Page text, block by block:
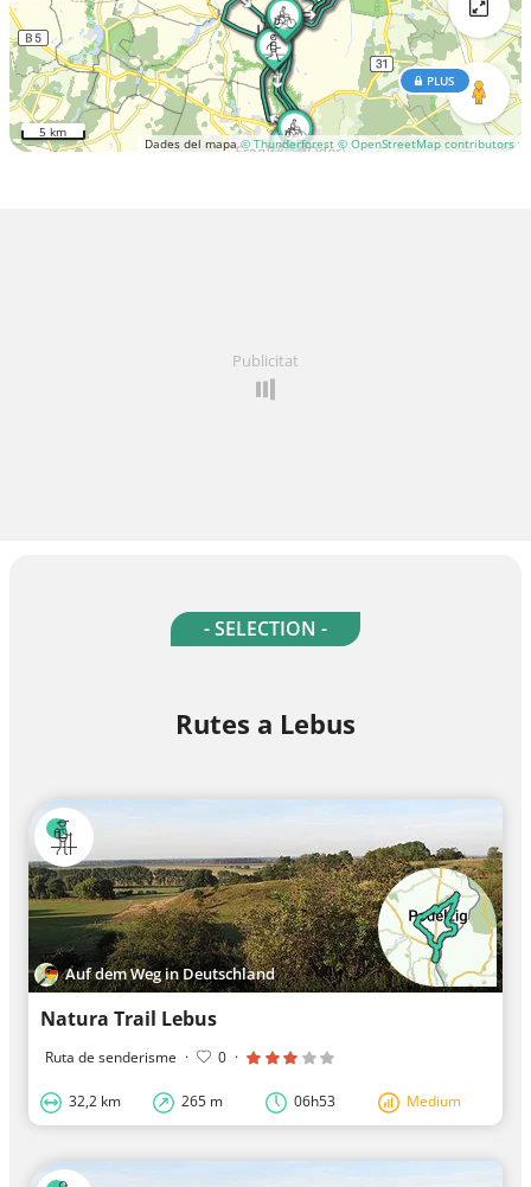
Dades del mapa© Thunderforest © OpenStreetMap contributors
PLUS
5 km
Publicitat
- SELECTION -
Rutes a Lebus
Auf dem Weg in Deutschland
Natura Trail Lebus
Ruta de senderisme · 0 ·
32,2 km 265 m 06h53 Medium